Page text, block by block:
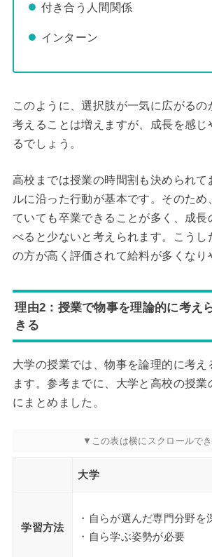
付き合う人間関係
インターン
このように、選択肢が一気に広がるの
考えることは増えますが、成長を感じ
るでしょう。
高校までは授業の時間割も決められて
ルに沿った行動が基本です。そのため
ていても卒業できることが多く、成長
べると少ないと考えられます。こうし
の方が高く評価されて給料が多くなり
理由2：授業で物事を理論的に考え
きる
大学の授業では、物事を論理的に考え
ます。参考までに、大学と高校の授業
にまとめました。
大学
学習方法
・自らが選んだ専門分野を
・自ら学ぶ姿勢が必要